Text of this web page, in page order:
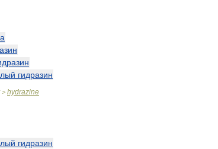
гидразин
> hydrazine
гидразин